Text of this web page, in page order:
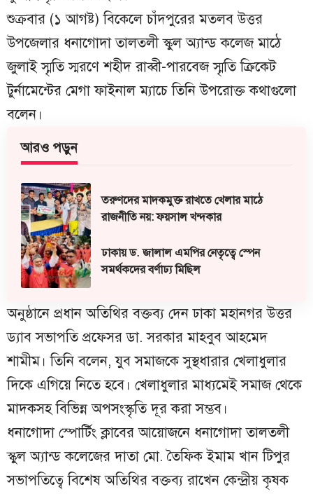
শুক্রবার (১ আগষ্ট) বিকেলে চাঁদপুরের মতলব উত্তর
উপজেলার ধনাগোদা তালতলী স্কুল অ্যান্ড কলেজ মাঠে
জুলাই স্মৃতি স্মরণে শহীদ রাব্বী-পারবেজ স্মৃতি ক্রিকেট
টুর্নামেন্টের মেগা ফাইনাল ম্যাচে তিনি উপরোক্ত কথাগুলো
বলেন।
আরও পড়ুন
তরুণদের মাদকমুক্ত রাখতে খেলার মাঠে
রাজনীতি নয়: ফয়সাল খন্দকার
ঢাকায় ড. জালাল এমপির নেতৃত্বে স্পেন
সমর্থকদের বর্ণাঢ্য মিছিল
অনুষ্ঠানে প্রধান অতিথির বক্তব্য দেন ঢাকা মহানগর উত্তর
ড্যাব সভাপতি প্রফেসর ডা. সরকার মাহবুব আহমেদ
শামীম। তিনি বলেন, যুব সমাজকে সুস্থধারার খেলাধুলার
দিকে এগিয়ে নিতে হবে। খেলাধুলার মাধ্যমেই সমাজ থেকে
মাদকসহ বিভিন্ন অপসংস্কৃতি দূর করা সম্ভব।
ধনাগোদা স্পোর্টিং ক্লাবের আয়োজনে ধনাগোদা তালতলী
স্কুল অ্যান্ড কলেজের দাতা মো. তৈফিক ইমাম খান টিপুর
সভাপতিত্বে বিশেষ অতিথির বক্তব্য রাখেন কেন্দ্রীয় কৃষক